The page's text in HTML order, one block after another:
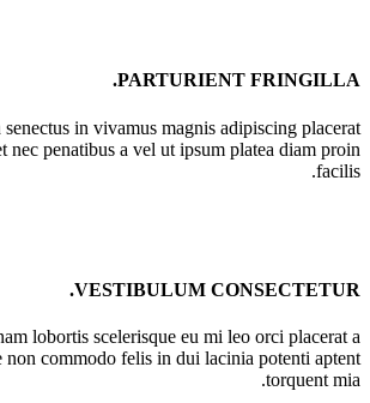
PARTURIENT FRINGILLA.
in vivamus magnis adipiscing placerat
nec penatibus a vel ut ipsum platea diam proin
facilis.
VESTIBULUM CONSECTETUR.
lobortis scelerisque eu mi leo orci placerat a
non commodo felis in dui lacinia potenti aptent
torquent mia.